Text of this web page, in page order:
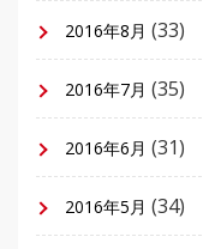
2016年8月 (33)
2016年7月 (35)
2016年6月 (31)
2016年5月 (34)